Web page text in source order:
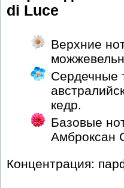
di Luce
Верхние
Сердечные
кедр.
Базовые
Амброксан
Концентрация: